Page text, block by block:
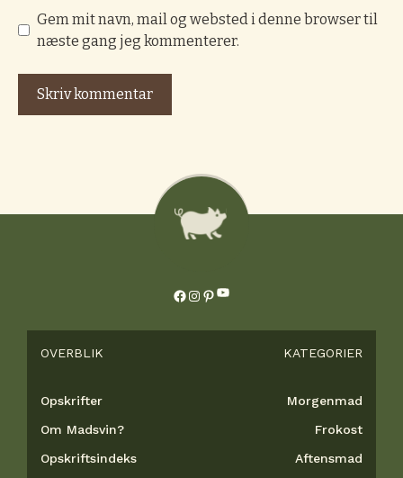
Gem mit navn, mail og websted i denne browser til
næste gang jeg kommenterer.
Facebook
Instagram
Pinterest
YouTube
OVERBLIK
Opskrifter
Om Madsvin?
Opskriftsindeks
KATEGORIER
Morgenmad
Frokost
Aftensmad